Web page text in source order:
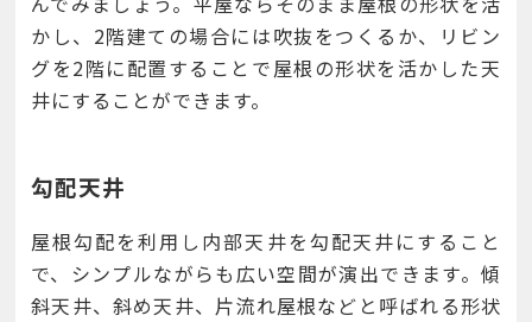
かし、2階建ての場合には吹抜をつくるか、リビン
グを2階に配置することで屋根の形状を活かした天
井にすることができます。
勾配天井
屋根勾配を利用し内部天井を勾配天井にすること
で、シンプルながらも広い空間が演出できます。傾
斜天井、斜め天井、片流れ屋根などと呼ばれる形状